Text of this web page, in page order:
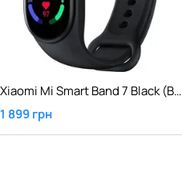
Xiaomi Mi Smart Band 7 Black (BHR6007CN)
1 899 грн